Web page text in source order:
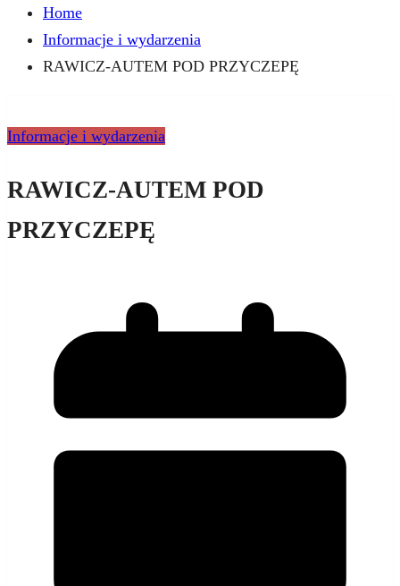
Home
Informacje i wydarzenia
RAWICZ-AUTEM POD PRZYCZEPĘ
Informacje i wydarzenia
RAWICZ-AUTEM POD
PRZYCZEPĘ